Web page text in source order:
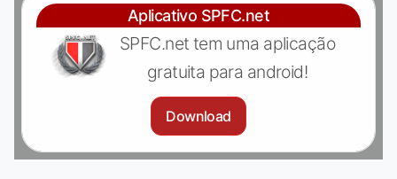
Aplicativo SPFC.net
SPFC.net tem uma aplicação
gratuita para android!
Download